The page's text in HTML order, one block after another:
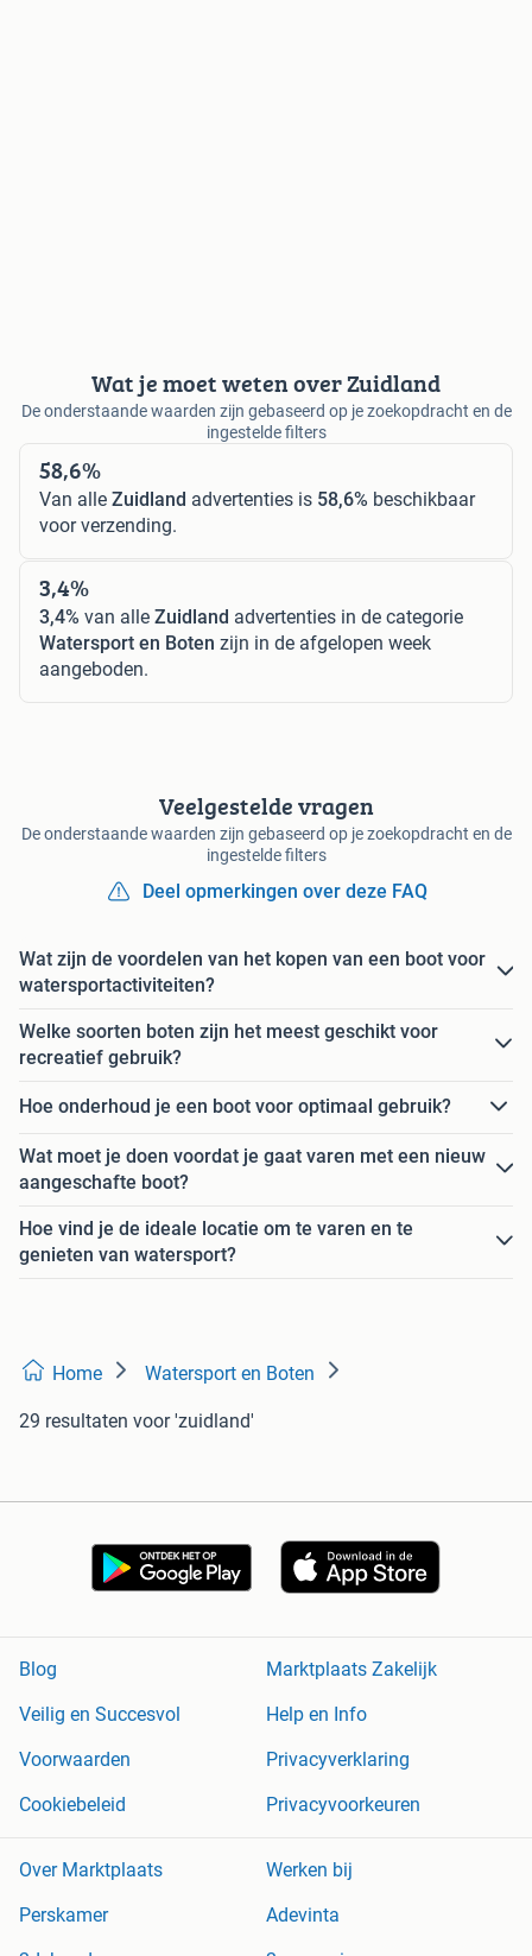
Wat je moet weten over Zuidland
De onderstaande waarden zijn gebaseerd op je zoekopdracht en de
ingestelde filters
58,6%
Van alle Zuidland advertenties is 58,6% beschikbaar
voor verzending.
3,4%
3,4% van alle Zuidland advertenties in de categorie
Watersport en Boten zijn in de afgelopen week
aangeboden.
Veelgestelde vragen
De onderstaande waarden zijn gebaseerd op je zoekopdracht en de
ingestelde filters
Deel opmerkingen over deze FAQ
Wat zijn de voordelen van het kopen van een boot voor
watersportactiviteiten?
Welke soorten boten zijn het meest geschikt voor
recreatief gebruik?
Hoe onderhoud je een boot voor optimaal gebruik?
Wat moet je doen voordat je gaat varen met een nieuw
aangeschafte boot?
Hoe vind je de ideale locatie om te varen en te
genieten van watersport?
Home Watersport en Boten
29 resultaten voor 'zuidland'
Blog
Marktplaats Zakelijk
Veilig en Succesvol
Help en Info
Voorwaarden
Privacyverklaring
Cookiebeleid
Privacyvoorkeuren
Over Marktplaats
Werken bij
Perskamer
Adevinta